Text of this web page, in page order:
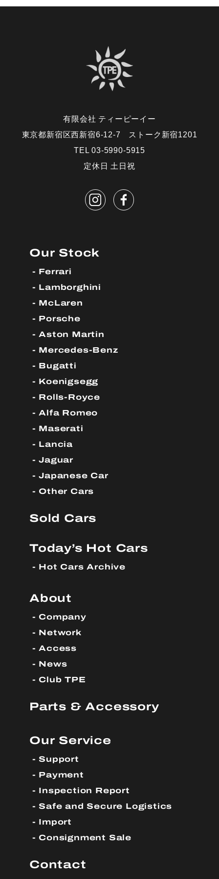
有限会社 ティーピーイー
東京都新宿区西新宿6-12-7 ストーク新宿1201
TEL 03-5990-5915
定休日 土日祝
Our Stock
Ferrari
Lamborghini
McLaren
Porsche
Aston Martin
Mercedes-Benz
Bugatti
Koenigsegg
Rolls-Royce
Alfa Romeo
Maserati
Lancia
Jaguar
Japanese Car
Other Cars
Sold Cars
Today’s Hot Cars
Hot Cars Archive
About
Company
Network
Access
News
Club TPE
Parts & Accessory
Our Service
Support
Payment
Inspection Report
Safe and Secure Logistics
Import
Consignment Sale
Contact